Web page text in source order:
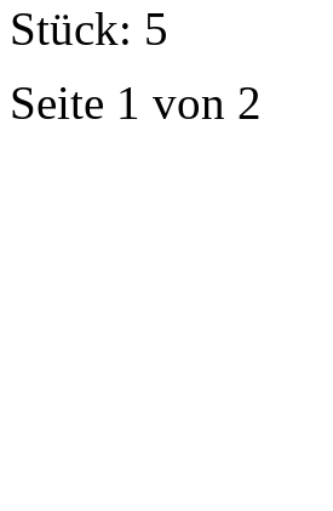
Stück: 5
Seite 1 von 2